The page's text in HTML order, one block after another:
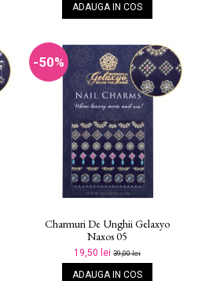
ADAUGA IN COS
-50%
Charmuri De Unghii Gelaxyo
Naxos 05
19,50 lei39,00 lei
ADAUGA IN COS